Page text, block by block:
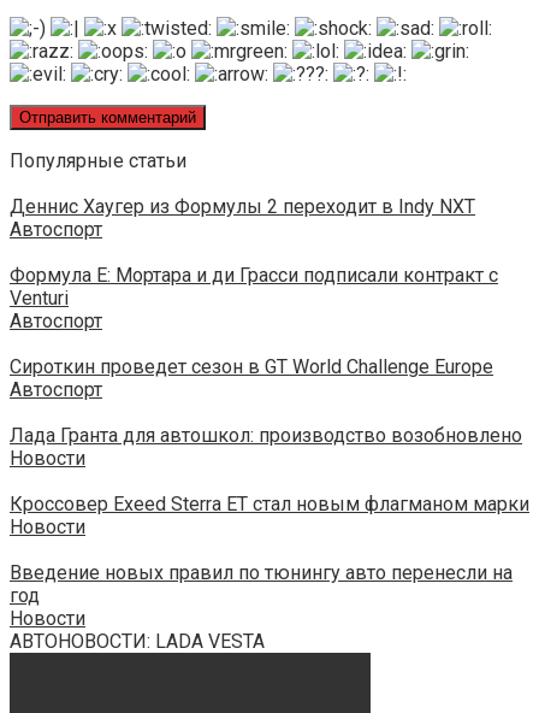
Популярные статьи
Деннис Хаугер из Формулы 2 переходит в Indy NXT
Автоспорт
Формула Е: Мортара и ди Грасси подписали контракт с
Venturi
Автоспорт
Сироткин проведет сезон в GT World Challenge Europe
Автоспорт
Лада Гранта для автошкол: производство возобновлено
Новости
Кроссовер Exeed Sterra ET стал новым флагманом марки
Новости
Введение новых правил по тюнингу авто перенесли на
год
Новости
АВТОНОВОСТИ: LADA VESTA